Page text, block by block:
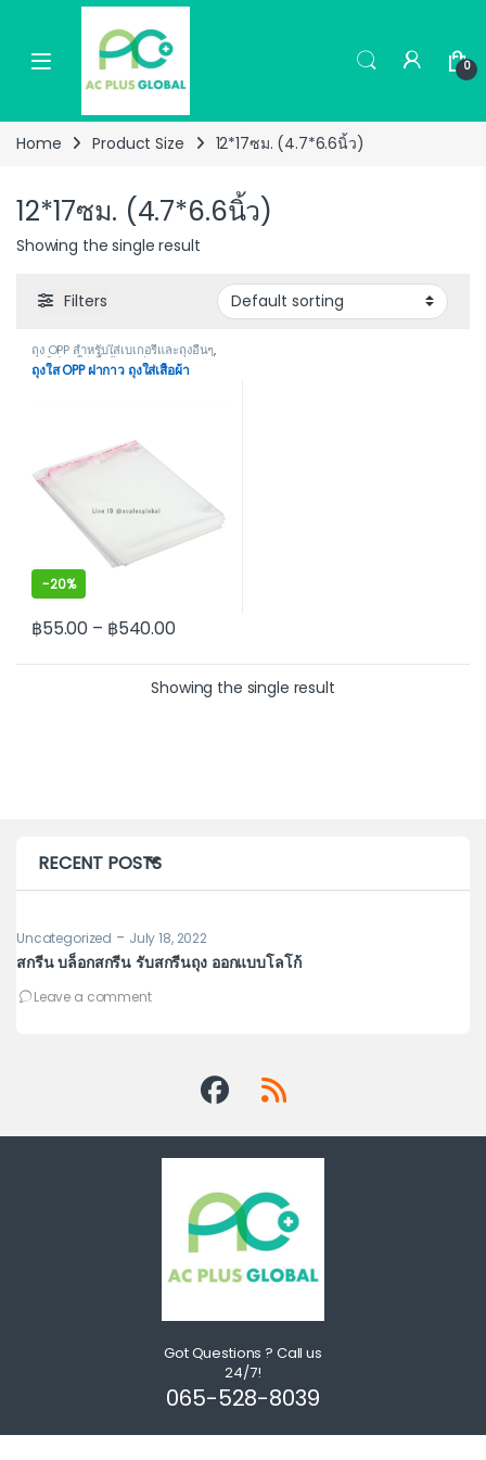
Skip to navigation
Skip to content
0
Home Product Size 12*17ซม. (4.7*6.6นิ้ว)
12*17ซม. (4.7*6.6นิ้ว)
Showing the single result
Filters
ถุง OPP สำหรับใส่เบเกอรี่และถุงอื่นๆ,
ถุงซิปรูด ใส่เสื้อผ้า ถุงฝากาว ถุงOPP ถุง
ผ้า
ถุงใส OPP ฝากาว ถุงใส่เสื้อผ้า
-20%
฿55.00 – ฿540.00
This product has multiple variants. The options may be
Showing the single result
RECENT POSTS
Uncategorized - July 18, 2022
สกรีน บล็อกสกรีน รับสกรีนถุง ออกแบบโลโก้
Leave a comment
Got Questions ? Call us
24/7!
065-528-8039